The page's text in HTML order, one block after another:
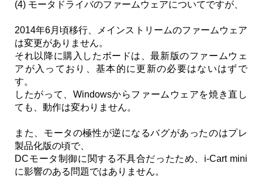
(4) モータドライバのファームウェアについてですが、
2014年6月頃移行、メインストリームのファームウェア
は変更がありません。
それ以降に購入したボードは、最新版のファームウェ
アが入っており、基本的に更新の必要はないはずで
す。
したがって、Windowsからファームウェアを焼き直し
ても、動作は変わりません。
また、モータの極性が逆になるバグがあったのはプレ
製品化版の頃で、
DCモータ制御に関する不具合だったため、i-Cart mini
に影響のある問題ではありません。